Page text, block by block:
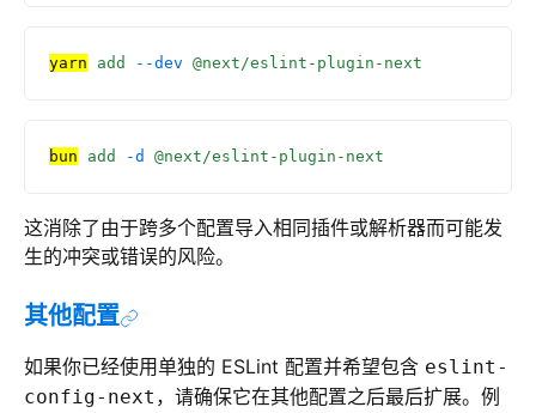
yarn add --dev @next/eslint-plugin-next
bun add -d @next/eslint-plugin-next
这消除了由于跨多个配置导入相同插件或解析器而可能发
生的冲突或错误的风险。
其他配置
如果你已经使用单独的 ESLint 配置并希望包含 eslint-
config-next ，请确保它在其他配置之后最后扩展。例